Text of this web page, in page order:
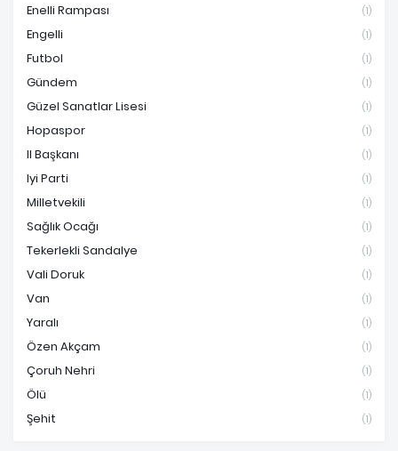
Enelli Rampası (1)
Engelli (1)
Futbol (1)
Gündem (1)
Güzel Sanatlar Lisesi (1)
Hopaspor (1)
Il Başkanı (1)
Iyi Parti (1)
Milletvekili (1)
Sağlık Ocağı (1)
Tekerlekli Sandalye (1)
Vali Doruk (1)
Van (1)
Yaralı (1)
Özen Akçam (1)
Çoruh Nehri (1)
Ölü (1)
Şehit (1)